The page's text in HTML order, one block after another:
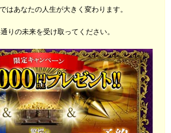
はあなたの人生が大きく変わります。
りの未来を受け取ってください。